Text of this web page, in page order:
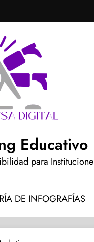
Educativo
para
DE INFOGRAFÍAS